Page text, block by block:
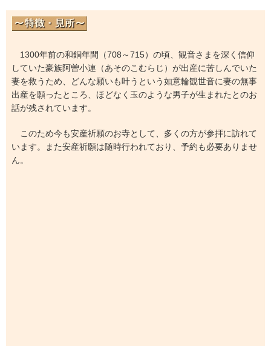
1300年前の和銅年間（708～715）の頃、観音さまを深く信仰
していた豪族阿曽小連（あそのこむらじ）が出産に苦しんでいた
妻を救うため、どんな願いも叶うという如意輪観世音に妻の無事
出産を願ったところ、ほどなく玉のような男子が生まれたとのお
話が残されています。
このため今も安産祈願のお寺として、多くの方が参拝に訪れて
います。また安産祈願は随時行われており、予約も必要ありませ
ん。